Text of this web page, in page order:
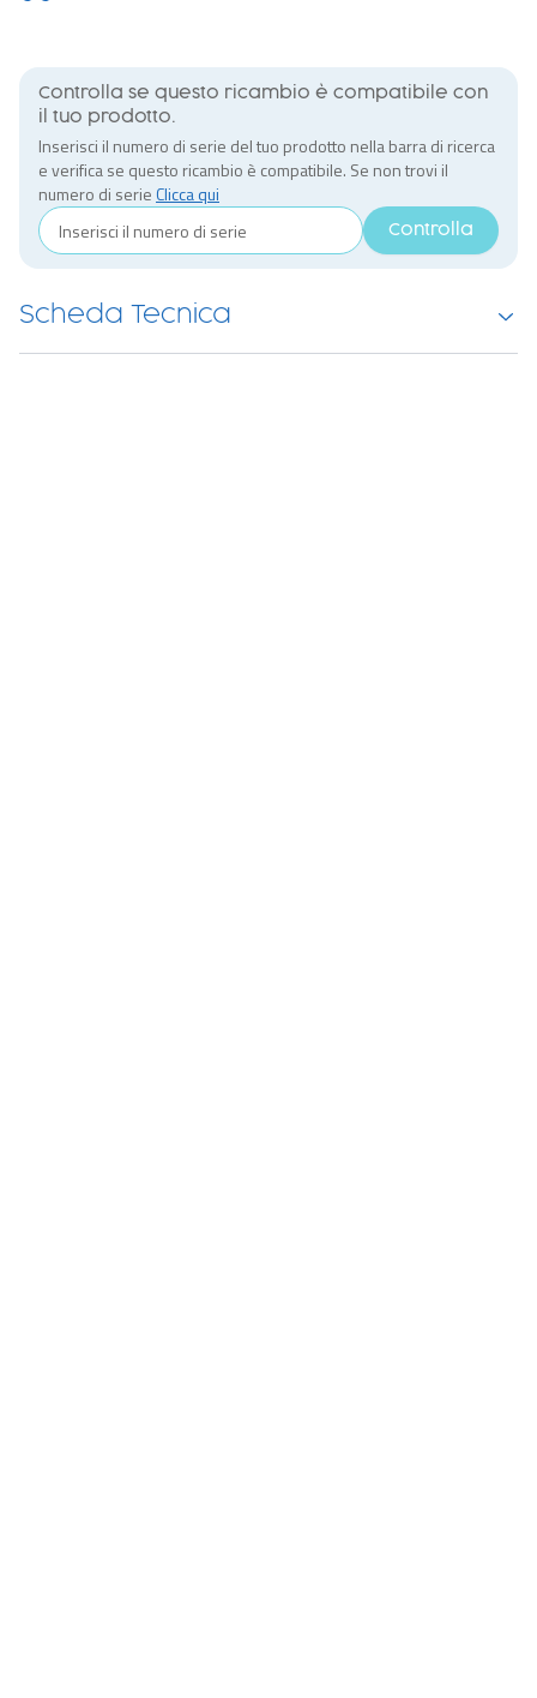
Controlla se questo ricambio è compatibile con
il tuo prodotto.
Inserisci il numero di serie del tuo prodotto nella barra di ricerca
e verifica se questo ricambio è compatibile. Se non trovi il
numero di serie Clicca qui
Controlla
Scheda Tecnica